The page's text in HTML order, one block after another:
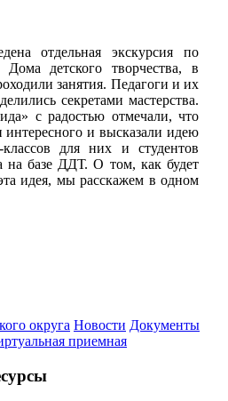
отдельная экскурсия по
детского творчества, в
занятия. Педагоги и их
секретами мастерства.
с радостью отмечали, что
и высказали идею
для них и студентов
базе ДДТ. О том, как будет
идея, мы расскажем в одном
округа Новости Документы
приемная